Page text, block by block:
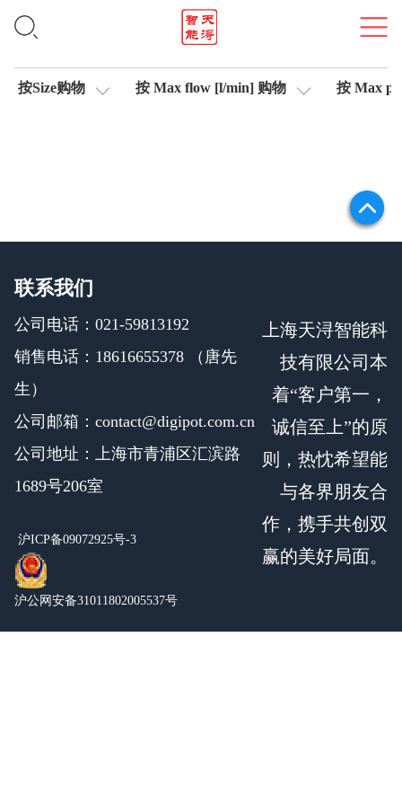
信号测试仪
按Size购物 按 Max flow [l/min] 购物 按 Max
联系我们
公司电话：021-59813192
销售电话：18616655378 （唐先
生）
公司邮箱：contact@digipot.com.cn
公司地址：上海市青浦区汇滨路
1689号206室
沪ICP备09072925号-3
沪公网安备31011802005537号
上海天浔智能科
技有限公司本
着“客户第一，
诚信至上”的原
则，热忱希望能
与各界朋友合
作，携手共创双
赢的美好局面。